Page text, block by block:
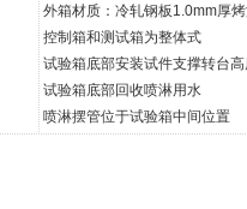
外箱材质：冷轧钢板1.0mm厚
控制箱和测试箱为整体式
试验箱底部安装试件支撑转台高
试验箱底部回收喷淋用水
喷淋摆管位于试验箱中间位置